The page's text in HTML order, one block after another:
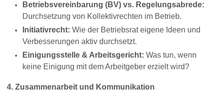
Betriebsvereinbarung (BV) vs. Regelungsabrede:
Durchsetzung von Kollektivrechten im Betrieb.
Initiativrecht: Wie der Betriebsrat eigene Ideen und
Verbesserungen aktiv durchsetzt.
Einigungsstelle & Arbeitsgericht: Was tun, wenn
keine Einigung mit dem Arbeitgeber erzielt wird?
4. Zusammenarbeit und Kommunikation